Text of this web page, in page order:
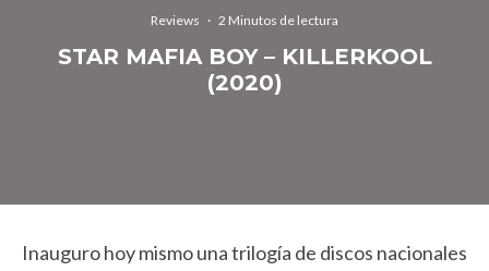
Reviews · 2 Minutos de lectura
STAR MAFIA BOY – KILLERKOOL
(2020)
Inauguro hoy mismo una trilogía de discos nacionales